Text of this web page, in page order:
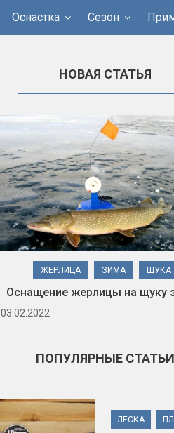
Оснастка Сезон
НОВАЯ СТАТЬЯ
ЖЕРЛИЦА ЗИМА ЩУКА
Оснащение жерлицы на щуку
03.02.2022
ПОПУЛЯРНЫЕ СТАТЬИ
ЛЕСКА